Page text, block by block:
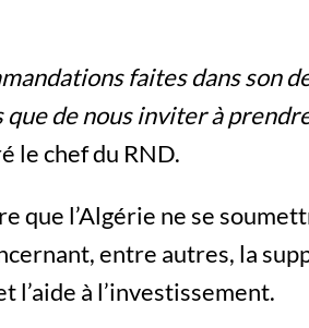
faites dans son
que de nous inviter à
le chef du RND.
que l’Algérie ne se
entre autres, la
l’aide à l’investissement.